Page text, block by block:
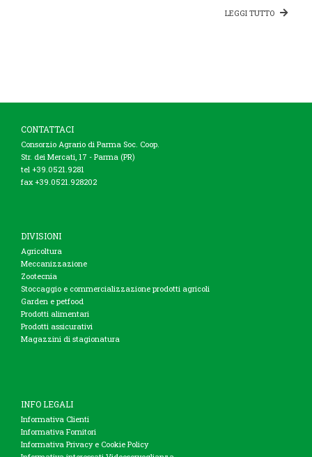
LEGGI TUTTO
CONTATTACI
Consorzio Agrario di Parma Soc. Coop.
Str. dei Mercati, 17 - Parma (PR)
tel +39.0521.9281
fax +39.0521.928202
DIVISIONI
Agricoltura
Meccanizzazione
Zootecnia
Stoccaggio e commercializzazione prodotti agricoli
Garden e petfood
Prodotti alimentari
Prodotti assicurativi
Magazzini di stagionatura
INFO LEGALI
Informativa Clienti
Informativa Fornitori
Informativa Privacy e Cookie Policy